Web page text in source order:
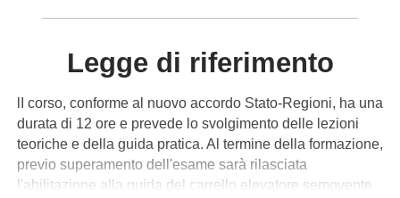
Legge di riferimento
lI corso, conforme al nuovo accordo Stato-Regioni, ha una
durata di 12 ore e prevede lo svolgimento delle lezioni
teoriche e della guida pratica. Al termine della formazione,
previo superamento dell'esame sarà rilasciata
l'abilitazione alla guida del carrello elevatore semovente